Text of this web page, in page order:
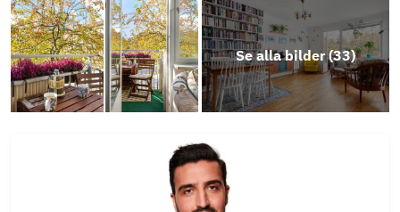
Se alla bilder (33)